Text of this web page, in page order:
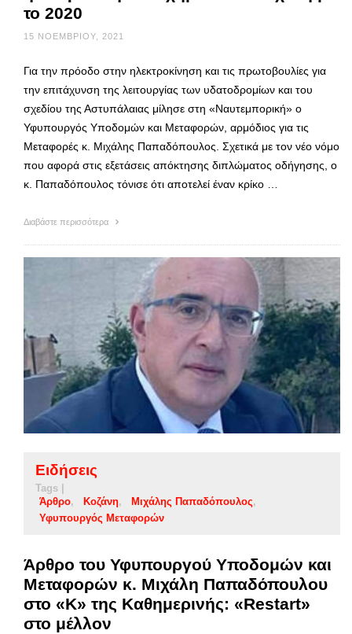
το 2020
15 ΝΟΕΜΒΡΊΟΥ, 2021
Για την πρόοδο στην ηλεκτροκίνηση και τις πρωτοβουλίες για
την επιτάχυνση της λειτουργίας των υδατοδρομίων και του
σχεδίου της Αστυπάλαιας μίλησε στη «Ναυτεμπορική» ο
Υφυπουργός Υποδομών και Μεταφορών, αρμόδιος για τις
Μεταφορές κ. Μιχάλης Παπαδόπουλος. Σχετικά με τον νέο νόμο
που αφορά στις εξετάσεις απόκτησης διπλώματος οδήγησης, ο
κ. Παπαδόπουλος τόνισε ότι αποτελεί έναν κρίκο …
Διαβάστε περισσότερα
Ειδήσεις
Tags |
Άρθρο
Κοζάνη
Μιχάλης Παπαδόπουλος
Υφυπουργός Μεταφορών
Άρθρο του Υφυπουργού Υποδομών και
Μεταφορών κ. Μιχάλη Παπαδόπουλου
στο «Κ» της Καθημερινής: «Restart»
στο μέλλον